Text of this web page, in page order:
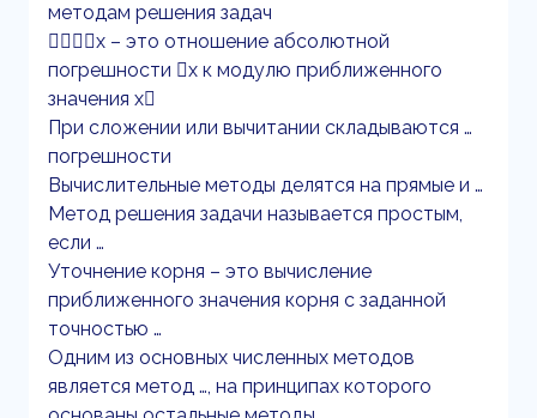
методам решения задач
x – это отношение абсолютной
погрешности x к модулю приближенного
значения x
При сложении или вычитании складываются …
погрешности
Вычислительные методы делятся на прямые и …
Метод решения задачи называется простым,
если …
Уточнение корня – это вычисление
приближенного значения корня с заданной
точностью …
Одним из основных численных методов
является метод …, на принципах которого